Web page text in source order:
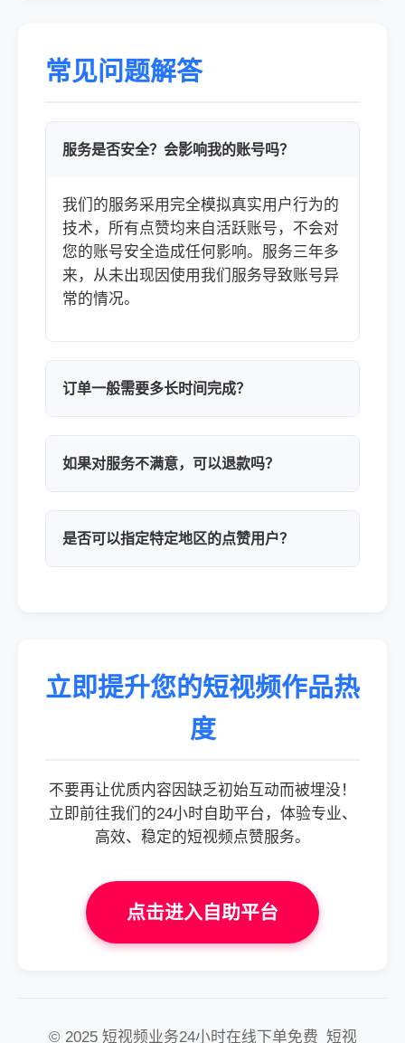
常见问题解答
服务是否安全？会影响我的账号吗？
我们的服务采用完全模拟真实用户行为的
技术，所有点赞均来自活跃账号，不会对
您的账号安全造成任何影响。服务三年多
来，从未出现因使用我们服务导致账号异
常的情况。
订单一般需要多长时间完成？
如果对服务不满意，可以退款吗？
是否可以指定特定地区的点赞用户？
立即提升您的短视频作品热
度
不要再让优质内容因缺乏初始互动而被埋没！
立即前往我们的24小时自助平台，体验专业、
高效、稳定的短视频点赞服务。
点击进入自助平台
© 2025 短视频业务24小时在线下单免费_短视